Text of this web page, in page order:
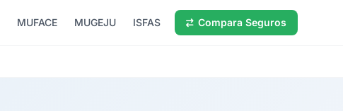
MUFACE MUGEJU ISFAS Compara Seguros